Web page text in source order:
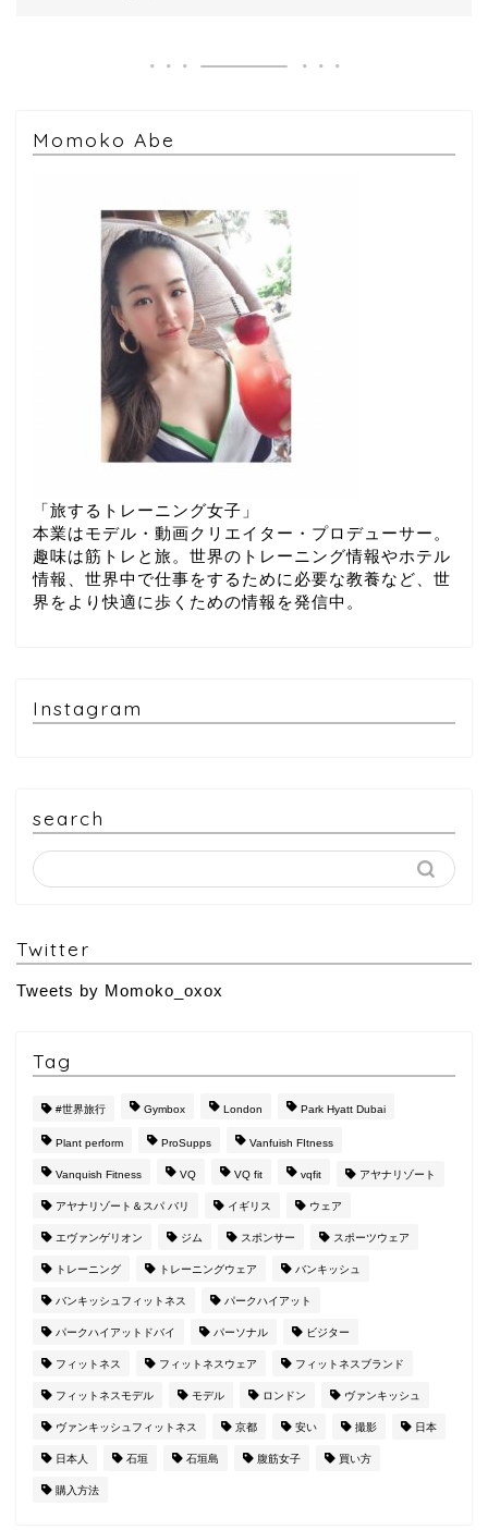
Momoko Abe
「旅するトレーニング女子」
本業はモデル・動画クリエイター・プロデューサー。
趣味は筋トレと旅。世界のトレーニング情報やホテル
情報、世界中で仕事をするために必要な教養など、世
界をより快適に歩くための情報を発信中。
Instagram
search
Twitter
Tweets by Momoko_oxox
Tag
#世界旅行 Gymbox London Park Hyatt Dubai
Plant perform ProSupps Vanfuish FItness
Vanquish Fitness VQ VQ fit vqfit アヤナリゾート
アヤナリゾート＆スパ バリ イギリス ウェア
エヴァンゲリオン ジム スポンサー スポーツウェア
トレーニング トレーニングウェア バンキッシュ
バンキッシュフィットネス パークハイアット
パークハイアットドバイ パーソナル ビジター
フィットネス フィットネスウェア フィットネスブランド
フィットネスモデル モデル ロンドン ヴァンキッシュ
ヴァンキッシュフィットネス 京都 安い 撮影 日本
日本人 石垣 石垣島 腹筋女子 買い方
購入方法